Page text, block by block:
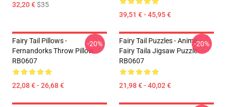
32,20 €$35
39,51 € - 45,95 €
Fairy Tail Pillows -
Fernandorks Throw Pillow
RB0607
22,08 € - 26,68 €
-20%
Fairy Tail Puzzles - Anime
Fairy Taila Jigsaw Puzzle
RB0607
21,98 € - 40,02 €
-20%